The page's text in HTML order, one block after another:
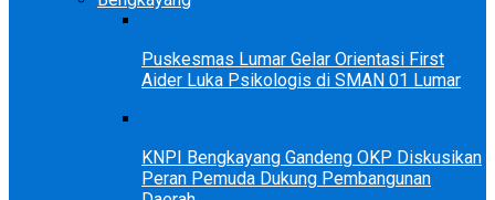
Puskesmas Lumar Gelar Orientasi First
Aider Luka Psikologis di SMAN 01 Lumar
KNPI Bengkayang Gandeng OKP Diskusikan
Peran Pemuda Dukung Pembangunan